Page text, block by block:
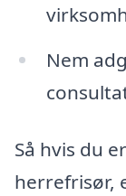
Nem
Så hvis du
herrefrisør,